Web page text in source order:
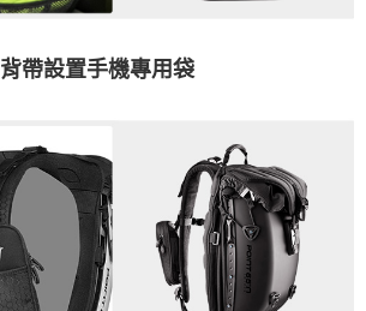
背帶設置手機專用袋